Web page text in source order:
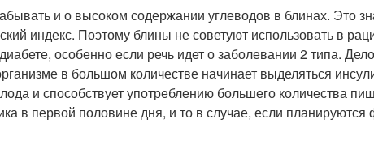
и о высоком содержании углеводов в блинах. Это
индекс. Поэтому блины не советуют использовать в
особенно если речь идет о заболевании 2 типа.
в большом количестве начинает выделяться
и способствует употреблению большего количества
в первой половине дня, и то в случае, если планируются